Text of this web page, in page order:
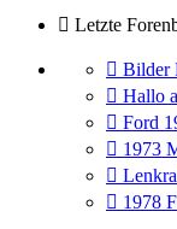
Letzte
Gehe
zum
letzten
Beitrag
Bilder
Gehe
zum
letzten
Beitrag
Hallo
Gehe
zum
letzten
Beitrag
Ford
Gehe
zum
letzten
Beitrag
1973
Gehe
zum
letzten
Gehe
1978